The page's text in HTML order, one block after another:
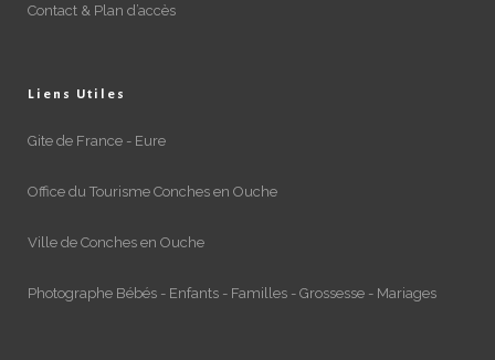
Contact & Plan d’accès
Liens Utiles
Gite de France - Eure
Office du Tourisme Conches en Ouche
Ville de Conches en Ouche
Photographe Bébés - Enfants - Familles - Grossesse - Mariages